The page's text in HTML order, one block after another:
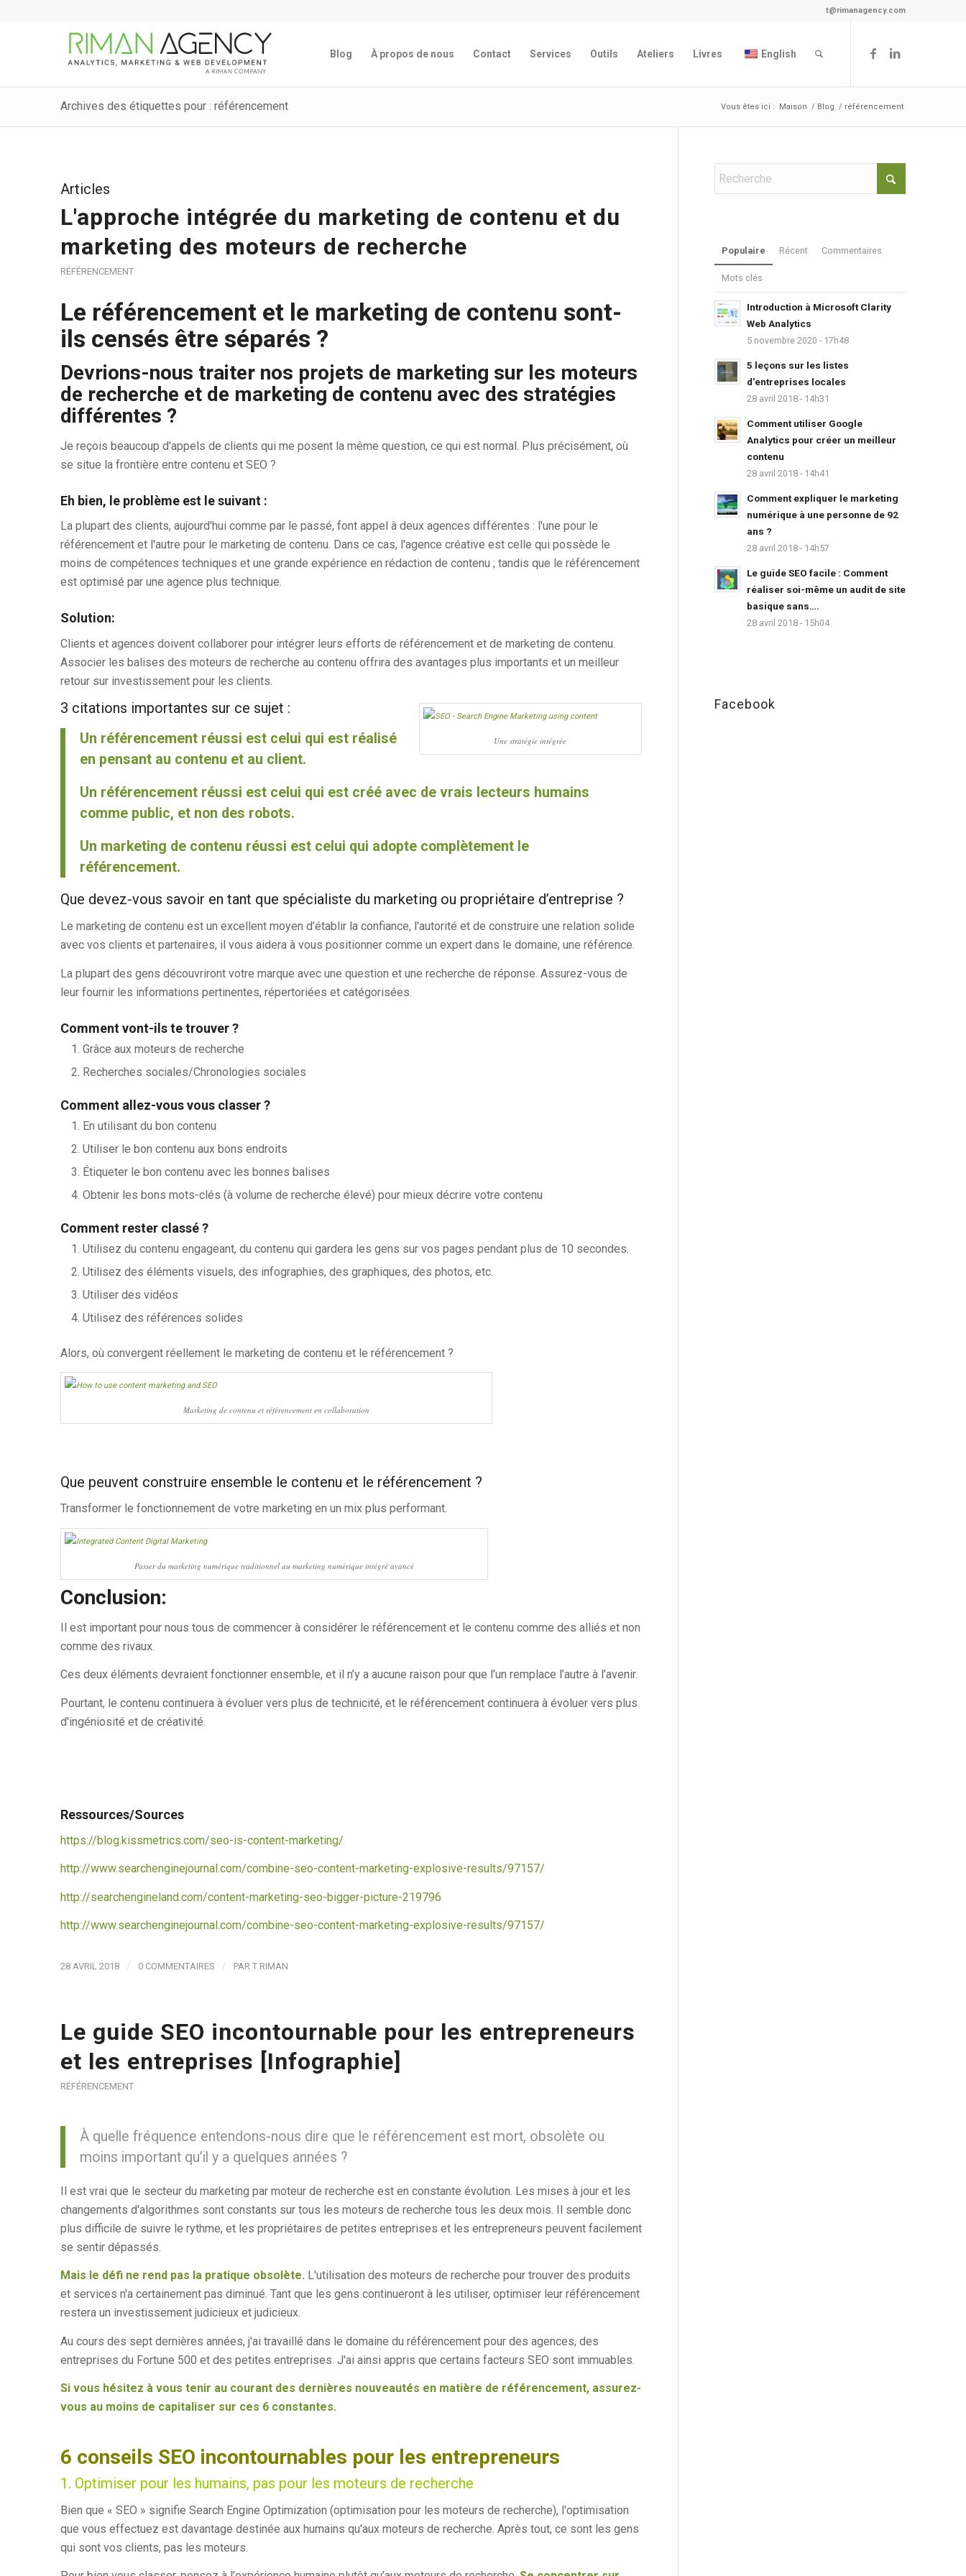
t@rimanagency.com
Blog À propos de nous Contact Services Outils Ateliers Livres English
Archives des étiquettes pour : référencement Vous êtes ici : Maison / Blog / référencement
Articles
L'approche intégrée du marketing de contenu et du
marketing des moteurs de recherche
RÉFÉRENCEMENT
Le référencement et le marketing de contenu sont-
ils censés être séparés ?
Devrions-nous traiter nos projets de marketing sur les moteurs
de recherche et de marketing de contenu avec des stratégies
différentes ?
Je reçois beaucoup d'appels de clients qui me posent la même question, ce qui est normal. Plus précisément, où
se situe la frontière entre contenu et SEO ?
Eh bien, le problème est le suivant :
La plupart des clients, aujourd'hui comme par le passé, font appel à deux agences différentes : l'une pour le
référencement et l'autre pour le marketing de contenu. Dans ce cas, l'agence créative est celle qui possède le
moins de compétences techniques et une grande expérience en rédaction de contenu ; tandis que le référencement
est optimisé par une agence plus technique.
Solution:
Clients et agences doivent collaborer pour intégrer leurs efforts de référencement et de marketing de contenu.
Associer les balises des moteurs de recherche au contenu offrira des avantages plus importants et un meilleur
retour sur investissement pour les clients.
Une stratégie intégrée
3 citations importantes sur ce sujet :
Un référencement réussi est celui qui est réalisé
en pensant au contenu et au client.
Un référencement réussi est celui qui est créé avec de vrais lecteurs humains
comme public, et non des robots.
Un marketing de contenu réussi est celui qui adopte complètement le
référencement.
Que devez-vous savoir en tant que spécialiste du marketing ou propriétaire d’entreprise ?
Le marketing de contenu est un excellent moyen d'établir la confiance, l'autorité et de construire une relation solide
avec vos clients et partenaires, il vous aidera à vous positionner comme un expert dans le domaine, une référence.
La plupart des gens découvriront votre marque avec une question et une recherche de réponse. Assurez-vous de
leur fournir les informations pertinentes, répertoriées et catégorisées.
Comment vont-ils te trouver ?
Grâce aux moteurs de recherche
Recherches sociales/Chronologies sociales
Comment allez-vous vous classer ?
En utilisant du bon contenu
Utiliser le bon contenu aux bons endroits
Étiqueter le bon contenu avec les bonnes balises
Obtenir les bons mots-clés (à volume de recherche élevé) pour mieux décrire votre contenu
Comment rester classé ?
Utilisez du contenu engageant, du contenu qui gardera les gens sur vos pages pendant plus de 10 secondes.
Utilisez des éléments visuels, des infographies, des graphiques, des photos, etc.
Utiliser des vidéos
Utilisez des références solides
Alors, où convergent réellement le marketing de contenu et le référencement ?
Marketing de contenu et référencement en collaboration
Que peuvent construire ensemble le contenu et le référencement ?
Transformer le fonctionnement de votre marketing en un mix plus performant.
Passer du marketing numérique traditionnel au marketing numérique intégré avancé
Conclusion:
Il est important pour nous tous de commencer à considérer le référencement et le contenu comme des alliés et non
comme des rivaux.
Ces deux éléments devraient fonctionner ensemble, et il n’y a aucune raison pour que l’un remplace l’autre à l’avenir.
Pourtant, le contenu continuera à évoluer vers plus de technicité, et le référencement continuera à évoluer vers plus
d'ingéniosité et de créativité.
Ressources/Sources
https://blog.kissmetrics.com/seo-is-content-marketing/
http://www.searchenginejournal.com/combine-seo-content-marketing-explosive-results/97157/
http://searchengineland.com/content-marketing-seo-bigger-picture-219796
http://www.searchenginejournal.com/combine-seo-content-marketing-explosive-results/97157/
28 AVRIL 2018 / 0 COMMENTAIRES / PAR T RIMAN
Le guide SEO incontournable pour les entrepreneurs
et les entreprises [Infographie]
RÉFÉRENCEMENT
À quelle fréquence entendons-nous dire que le référencement est mort, obsolète ou
moins important qu’il y a quelques années ?
Il est vrai que le secteur du marketing par moteur de recherche est en constante évolution. Les mises à jour et les
changements d'algorithmes sont constants sur tous les moteurs de recherche tous les deux mois. Il semble donc
plus difficile de suivre le rythme, et les propriétaires de petites entreprises et les entrepreneurs peuvent facilement
se sentir dépassés.
Mais le défi ne rend pas la pratique obsolète.L'utilisation des moteurs de recherche pour trouver des produits
et services n'a certainement pas diminué. Tant que les gens continueront à les utiliser, optimiser leur référencement
restera un investissement judicieux et judicieux.
Au cours des sept dernières années, j'ai travaillé dans le domaine du référencement pour des agences, des
entreprises du Fortune 500 et des petites entreprises. J'ai ainsi appris que certains facteurs SEO sont immuables.
Si vous hésitez à vous tenir au courant des dernières nouveautés en matière de référencement, assurez-
vous au moins de capitaliser sur ces 6 constantes.
6 conseils SEO incontournables pour les entrepreneurs
1. Optimiser pour les humains, pas pour les moteurs de recherche
Bien que « SEO » signifie Search Engine Optimization (optimisation pour les moteurs de recherche), l'optimisation
que vous effectuez est davantage destinée aux humains qu'aux moteurs de recherche. Après tout, ce sont les gens
qui sont vos clients, pas les moteurs.
Populaire Récent Commentaires
Mots clés
Introduction à Microsoft Clarity
Web Analytics
5 novembre 2020 - 17h48
5 leçons sur les listes
d'entreprises locales
28 avril 2018 - 14h31
Comment utiliser Google
Analytics pour créer un meilleur
contenu
28 avril 2018 - 14h41
Comment expliquer le marketing
numérique à une personne de 92
ans ?
28 avril 2018 - 14h57
Le guide SEO facile : Comment
réaliser soi-même un audit de site
basique sans….
28 avril 2018 - 15h04
Facebook